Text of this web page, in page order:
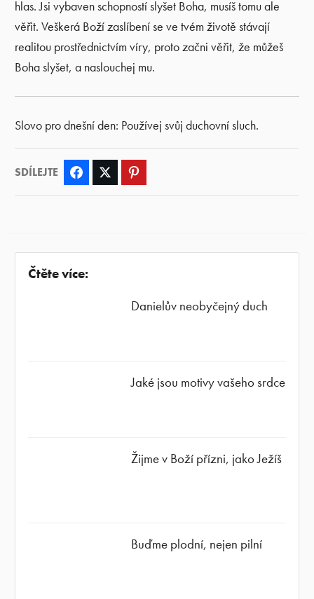
hlas. Jsi vybaven schopností slyšet Boha, musíš tomu ale
věřit. Veškerá Boží zaslíbení se ve tvém životě stávají
realitou prostřednictvím víry, proto začni věřit, že můžeš
Boha slyšet, a naslouchej mu.
Slovo pro dnešní den: Používej svůj duchovní sluch.
SDÍLEJTE Facebook Twitter
Čtěte více:
Danielův neobyčejný duch
Jaké jsou motivy vašeho srdce
Žijme v Boží přízni, jako Ježíš
Buďme plodní, nejen pilní